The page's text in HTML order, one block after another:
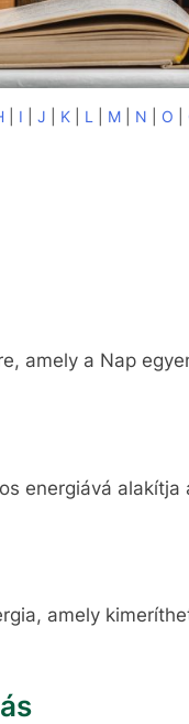
| I J K| L M| N O
amely a Nap
energiává alakítja
amely